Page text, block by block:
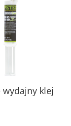
wydajny klej